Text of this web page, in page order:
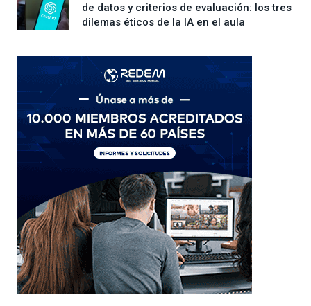
de datos y criterios de evaluación: los tres
dilemas éticos de la IA en el aula